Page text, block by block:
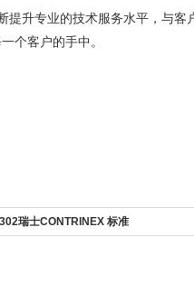
升专业的技术服务水平，与客
个客户的手中。
瑞士CONTRINEX 标准